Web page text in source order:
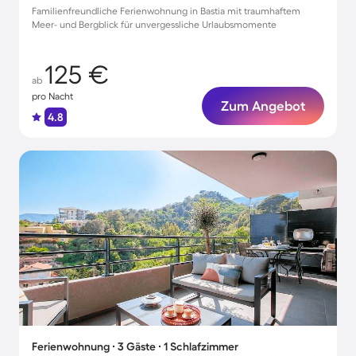
Familienfreundliche Ferienwohnung in Bastia mit traumhaftem
Meer- und Bergblick für unvergessliche Urlaubsmomente
ab 125 €
pro Nacht
4.8
Zum Angebot
Ferienwohnung ∙ 3 Gäste ∙ 1 Schlafzimmer